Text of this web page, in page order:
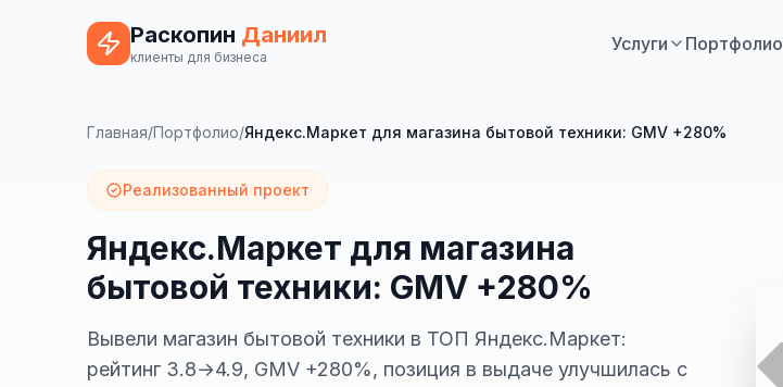
Раскопин Даниил
клиенты для бизнеса
Услуги Портфолио
Главная/Портфолио/Яндекс.Маркет для магазина бытовой техники: GMV +280%
Реализованный проект
Яндекс.Маркет для магазина
бытовой техники: GMV +280%
Вывели магазин бытовой техники в ТОП Яндекс.Маркет:
рейтинг 3.8→4.9, GMV +280%, позиция в выдаче улучшилась с